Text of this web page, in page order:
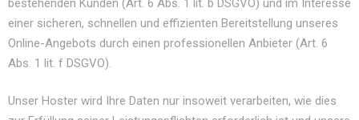
einer sicheren, schnellen und effizienten Bereitstellung unseres
Online-Angebots durch einen professionellen Anbieter (Art. 6
Abs. 1 lit. f DSGVO).
Unser Hoster wird Ihre Daten nur insoweit verarbeiten, wie dies